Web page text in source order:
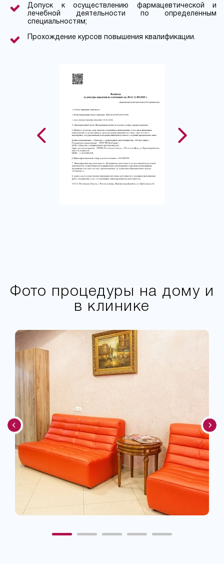
Допуск к осуществлению фармацевтической и
лечебной деятельности по определенным
специальностям;
Прохождение курсов повышения квалификации.
Фото процедуры на дому и
в клинике